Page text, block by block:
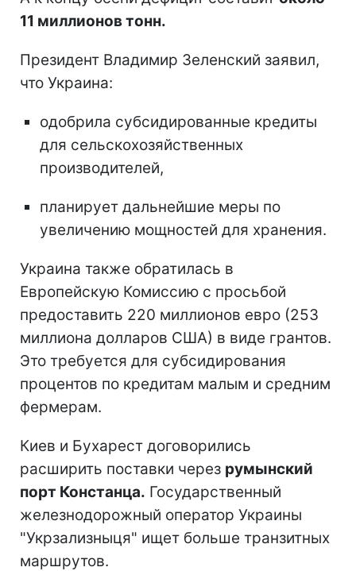
11 миллионов тонн.
Президент Владимир Зеленский заявил,
что Украина:
одобрила субсидированные кредиты
для сельскохозяйственных
производителей,
планирует дальнейшие меры по
увеличению мощностей для хранения.
Украина также обратилась в
Европейскую Комиссию с просьбой
предоставить 220 миллионов евро (253
миллиона долларов США) в виде грантов.
Это требуется для субсидирования
процентов по кредитам малым и средним
фермерам.
Киев и Бухарест договорились
расширить поставки через румынский
порт Констанца. Государственный
железнодорожный оператор Украины
"Укрзализныця" ищет больше транзитных
маршрутов.